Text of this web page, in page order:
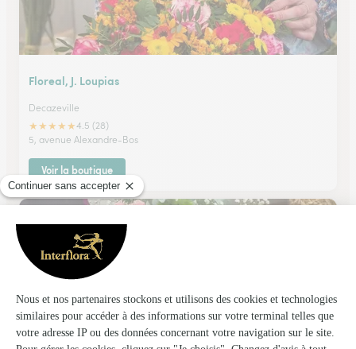
Floreal, J. Loupias
Decazeville
★★★★★4.5 (28)
5, avenue Alexandre-Bos
Voir la boutique
Arum Essences